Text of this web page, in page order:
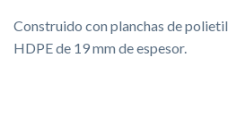
Construido con planchas de
HDPE de 19 mm de espesor.